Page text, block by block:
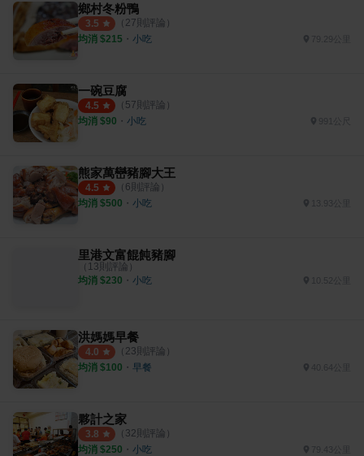
鄉村冬粉鴨
3.5 （ 27則評論）
均消 $215 ・ 小吃
一碗豆腐
4.5 （ 57則評論）
均消 $90 ・ 小吃
熊家萬巒豬腳大王
4.5 （ 6則評論）
均消 $500 ・ 小吃
里港文富餛飩豬腳
（ 13則評論）
均消 $230 ・ 小吃 10.52公里
洪媽媽早餐
4.0 （ 23則評論）
均消 $100 ・ 早餐 40.64公里
夥計之家
3.8 （ 32則評論）
均消 $250 ・ 小吃 79.43公里